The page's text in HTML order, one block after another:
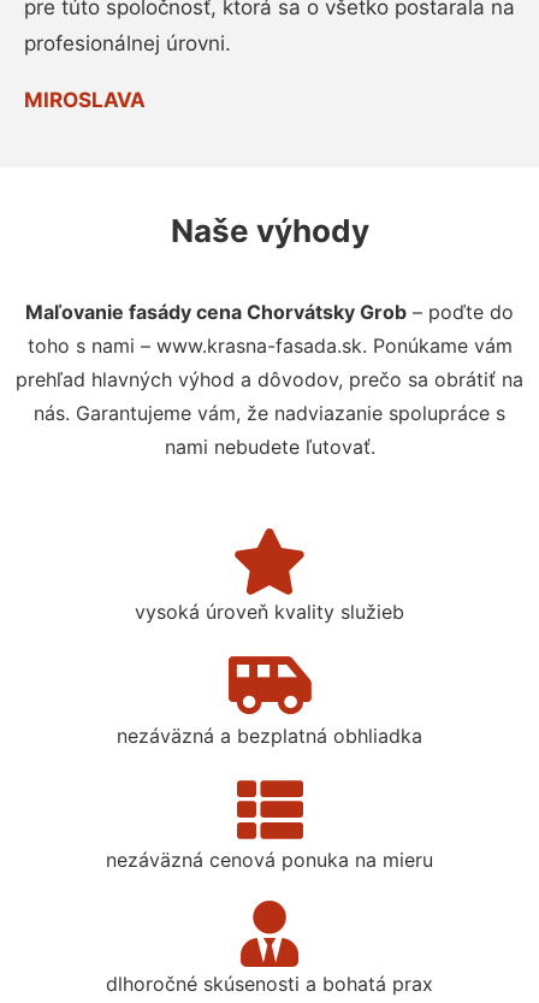
pre túto spoločnosť, ktorá sa o všetko postarala na
profesionálnej úrovni.
MIROSLAVA
Naše výhody
Maľovanie fasády cena Chorvátsky Grob – poďte do
toho s nami – www.krasna-fasada.sk. Ponúkame vám
prehľad hlavných výhod a dôvodov, prečo sa obrátiť na
nás. Garantujeme vám, že nadviazanie spolupráce s
nami nebudete ľutovať.
vysoká úroveň kvality služieb
nezáväzná a bezplatná obhliadka
nezáväzná cenová ponuka na mieru
dlhoročné skúsenosti a bohatá prax